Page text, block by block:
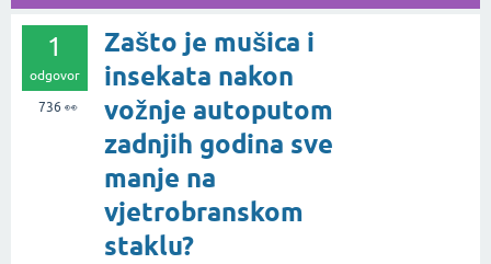
1
odgovor
736 👀
Zašto je mušica i
insekata nakon
vožnje autoputom
zadnjih godina sve
manje na
vjetrobranskom
staklu?